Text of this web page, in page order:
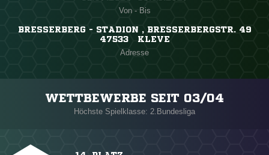
Von - Bis
BRESSERBERG - STADION , BRESSERBERGSTR. 49
47533 KLEVE
Adresse
WETTBEWERBE SEIT 03/04
Höchste Spielklasse: 2.Bundesliga